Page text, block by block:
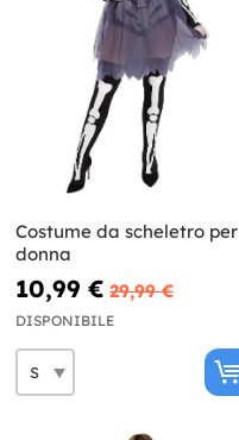
Costume da scheletro per
donna
10,99 € 29,99 €
DISPONIBILE